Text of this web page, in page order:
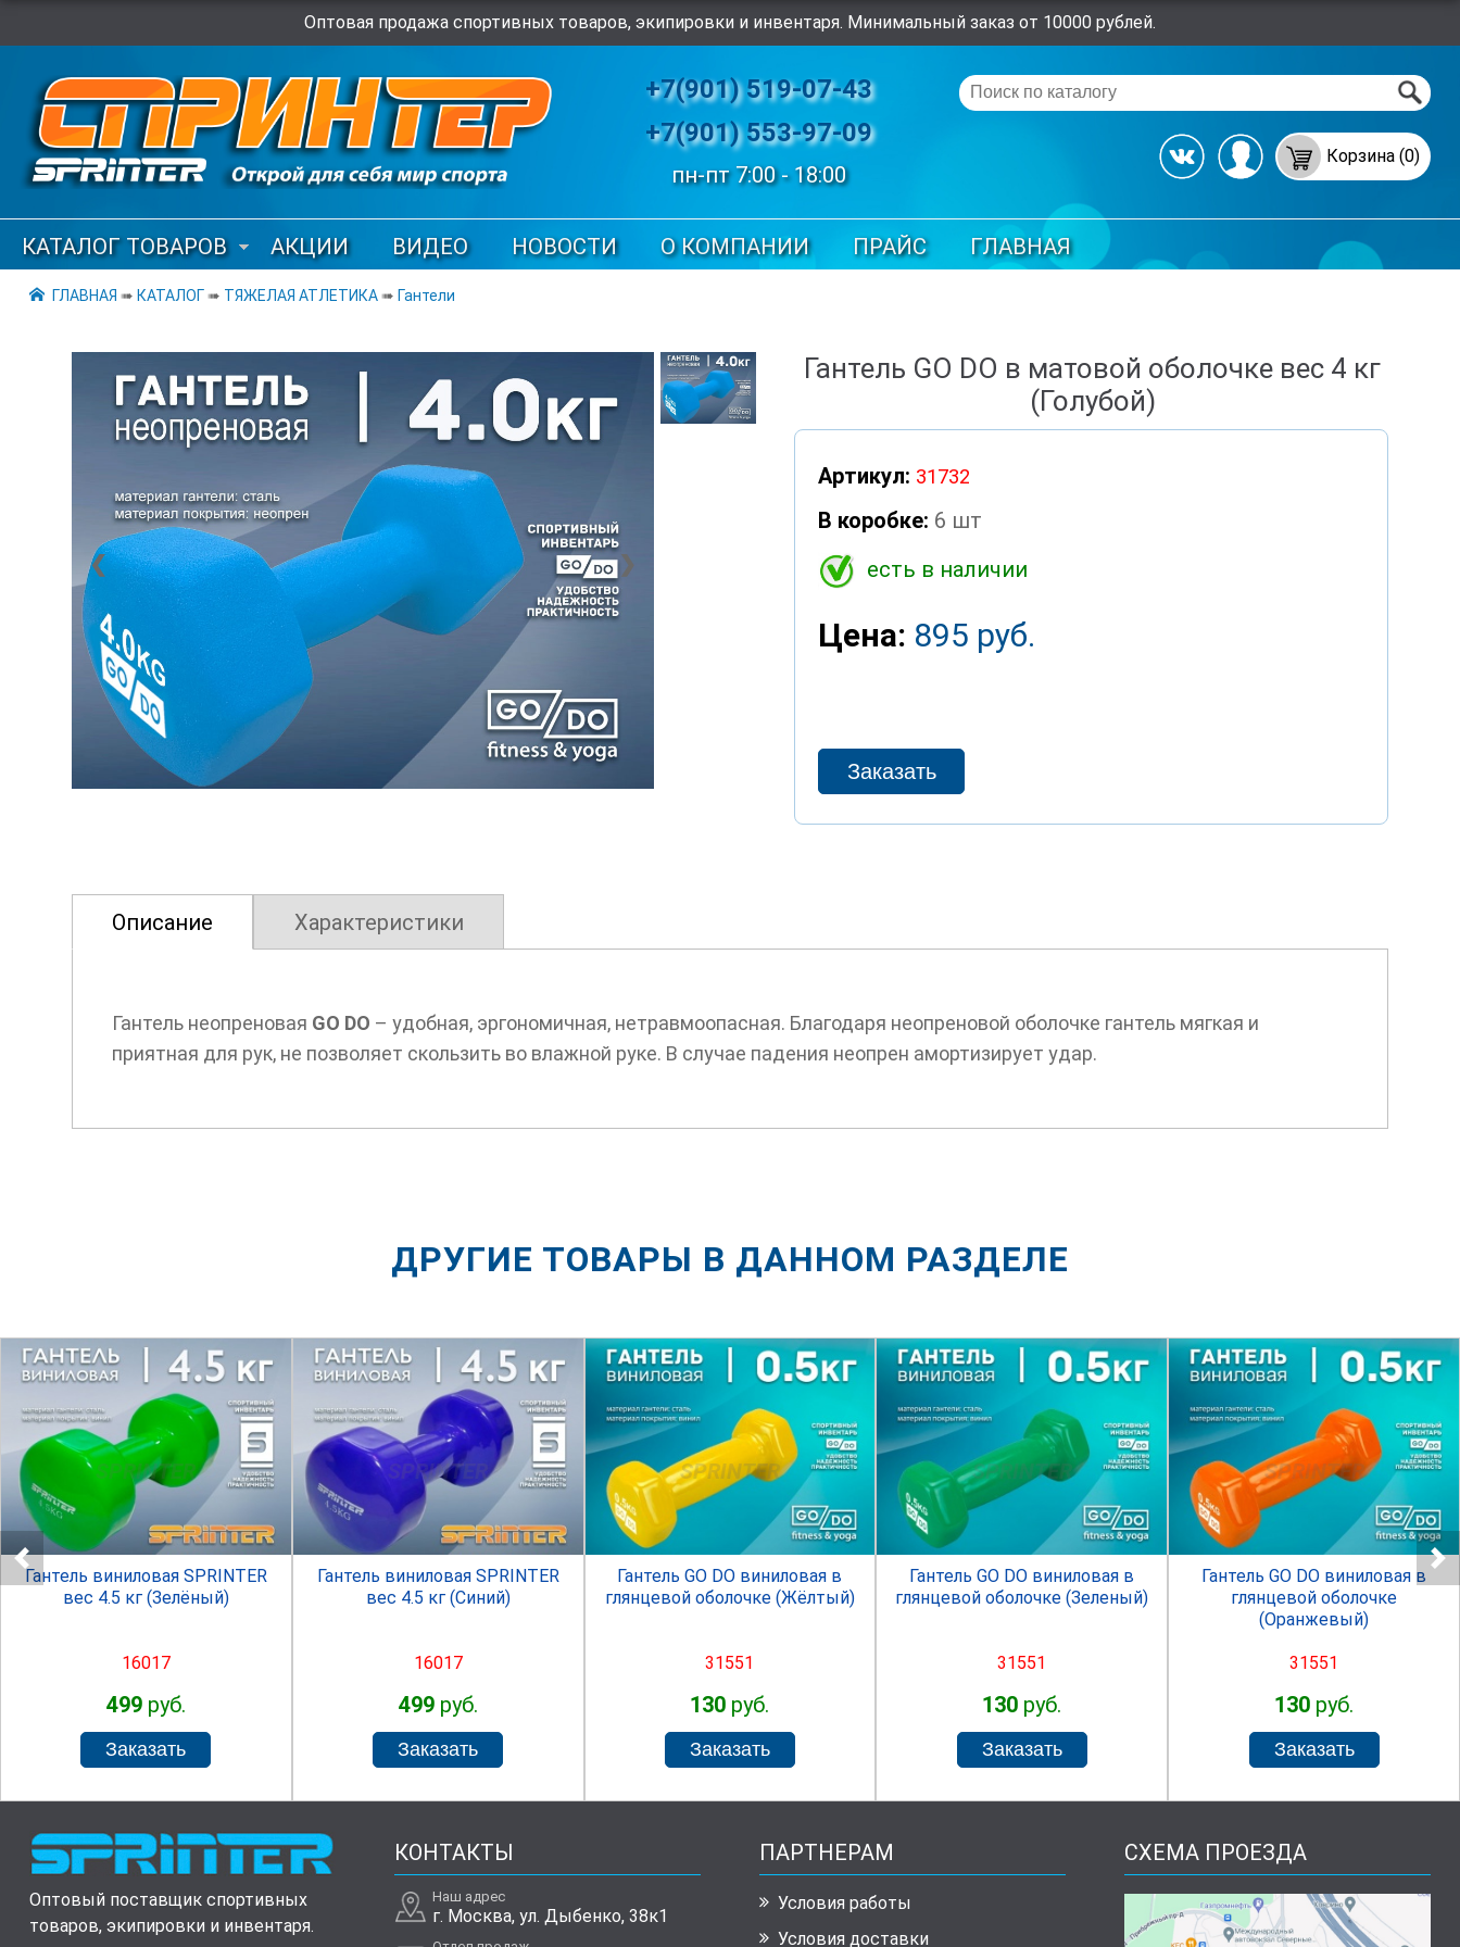
Оптовая продажа спортивных товаров, экипировки и инвентаря. Минимальный заказ от 10000 рублей.
+7(901) 519-07-43
+7(901) 553-97-09
пн-пт 7:00 - 18:00
Корзина (0)
КАТАЛОГ ТОВАРОВ АКЦИИ ВИДЕО НОВОСТИ О КОМПАНИИ ПРАЙС ГЛАВНАЯ
ГЛАВНАЯ ➠ КАТАЛОГ➠ ТЯЖЕЛАЯ АТЛЕТИКА➠ Гантели
❮ ❯
Гантель GO DO в матовой оболочке вес 4 кг
(Голубой)
Артикул: 31732
В коробке: 6 шт
есть в наличии
Цена: 895 руб.
Описание Характеристики
Гантель неопреновая GO DO – удобная, эргономичная, нетравмоопасная. Благодаря неопреновой оболочке гантель мягкая и
приятная для рук, не позволяет скользить во влажной руке. В случае падения неопрен амортизирует удар.
ДРУГИЕ ТОВАРЫ В ДАННОМ РАЗДЕЛЕ
SPRINTER
Гантель виниловая SPRINTER
вес 4.5 кг (Зелёный)
16017
499руб.
SPRINTER
Гантель виниловая SPRINTER
вес 4.5 кг (Синий)
16017
499руб.
SPRINTER
Гантель GO DO виниловая в
глянцевой оболочке (Жёлтый)
31551
130 руб.
SPRINTER
Гантель GO DO виниловая в
глянцевой оболочке (Зеленый)
31551
130 руб.
SPRINTER
Гантель GO DO виниловая в
глянцевой оболочке
(Оранжевый)
31551
130 руб.
Оптовый поставщик спортивных
товаров, экипировки и инвентаря.
КОНТАКТЫ
Наш адрес
г. Москва, ул. Дыбенко, 38к1
ПАРТНЕРАМ
Условия работы
Условия доставки
СХЕМА ПРОЕЗДА